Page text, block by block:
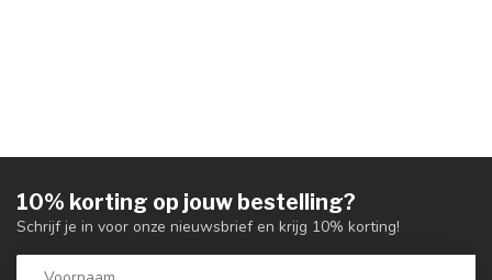
10% korting op jouw bestelling?
Schrijf je in voor onze nieuwsbrief en krijg 10% korting!